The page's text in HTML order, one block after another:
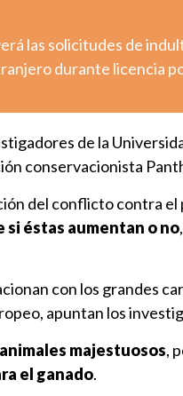
las solicitudes de
durante licencia
de la
conservacionista
del conflicto contra el
si éstas aumentan o no
con los grandes
apuntan los
majestuosos,
el ganado.